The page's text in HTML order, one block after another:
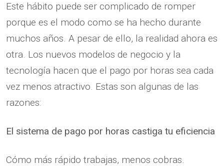
Este hábito puede ser complicado de romper
porque es el modo como se ha hecho durante
muchos años. A pesar de ello, la realidad ahora es
otra. Los nuevos modelos de negocio y la
tecnología hacen que el pago por horas sea cada
vez menos atractivo. Estas son algunas de las
razones:
El sistema de pago por horas castiga tu eficiencia
Cómo más rápido trabajas, menos cobras.